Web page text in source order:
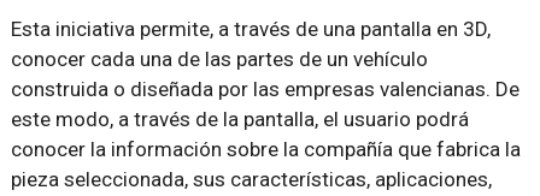
Esta iniciativa permite, a través de una pantalla en 3D,
conocer cada una de las partes de un vehículo
construida o diseñada por las empresas valencianas. De
este modo, a través de la pantalla, el usuario podrá
conocer la información sobre la compañía que fabrica la
pieza seleccionada, sus características, aplicaciones,